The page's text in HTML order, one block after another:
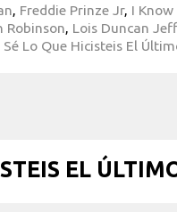
, Freddie Prinze Jr, I
Robinson, Lois Duncan
Sé Lo Que Hicisteis El
EL